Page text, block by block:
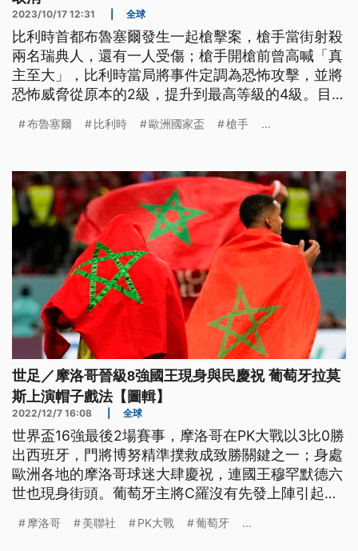
2023/10/17 12:31 全球
比利時首都布魯塞爾發生一起槍擊案，槍手當街射殺
兩名瑞典人，還有一人受傷；槍手開槍前曾高喊「真
主至大」，比利時當局將事件定調為恐怖攻擊，並將
恐怖威脅從原本的2級，提升到最高等級的4級。目前
也因此取消。
布魯塞爾 比利時 歐洲國家盃 槍手 ...
世足／摩洛哥晉級8強國王現身與民慶祝 葡萄牙拉莫
斯上演帽子戲法【圖輯】
2022/12/7 16:08 全球
世界盃16強最後2場賽事，摩洛哥在PK大戰以3比0勝
出西班牙，門將博努精準撲救成致勝關鍵之一；身處
歐洲各地的摩洛哥球迷大肆慶祝，連國王穆罕默德六
世也現身街頭。葡萄牙主將C羅沒有先發上陣引起熱
球員，最終球隊以6比1擊退瑞士。
摩洛哥 美聯社 PK大戰 葡萄牙 ...